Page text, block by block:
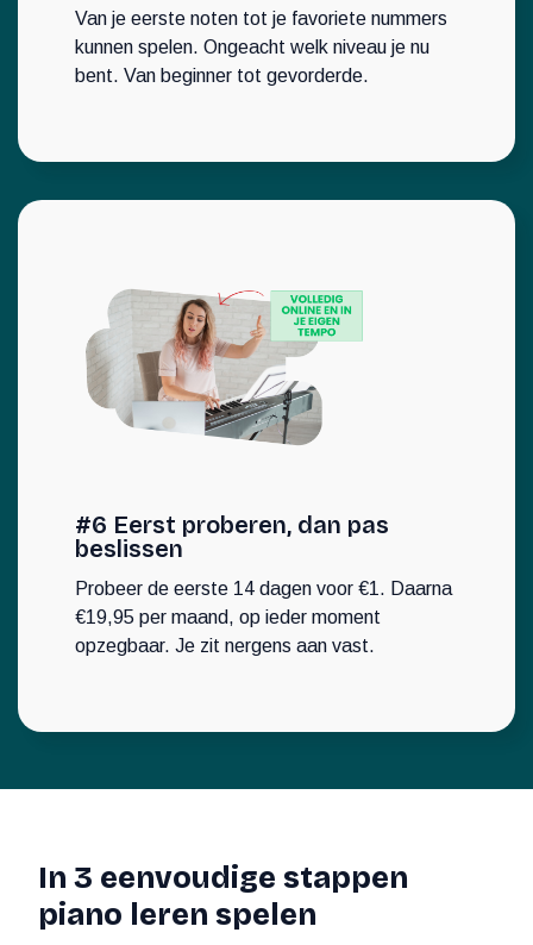
Van je eerste noten tot je favoriete nummers
kunnen spelen. Ongeacht welk niveau je nu
bent. Van beginner tot gevorderde.
#6 Eerst proberen, dan pas
beslissen
Probeer de eerste 14 dagen voor €1. Daarna
€19,95 per maand, op ieder moment
opzegbaar. Je zit nergens aan vast.
In 3 eenvoudige stappen
piano leren spelen